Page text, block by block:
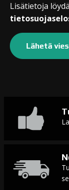
Lisätietoja